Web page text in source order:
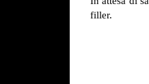
filler.